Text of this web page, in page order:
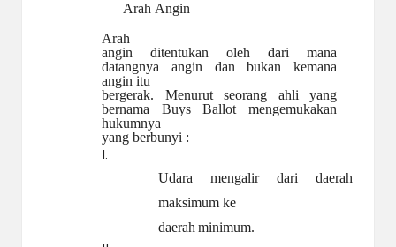
Arah Angin
Arah
angin ditentukan oleh dari mana
datangnya angin dan bukan kemana
angin itu
bergerak. Menurut seorang ahli yang
bernama Buys Ballot mengemukakan
hukumnya
yang berbunyi :
Udara mengalir dari daerah
maksimum ke
daerah minimum.